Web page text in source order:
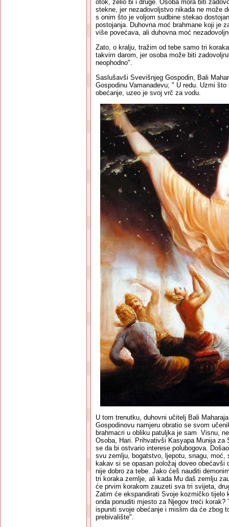
otok, želio bi i druge. Osoba mora biti
stekne, jer nezadovoljstvo nikada ne može
s onim što je voljom sudbine stekao
postojanja. Duhovna moć brahmane koji je
više povećava, ali duhovna moć
Zato, o kralju, tražim od tebe samo tri
takvim darom, jer osoba može biti
neophodno".
Saslušavši Svevišnjeg Gospodin, Bali
Gospodinu Vamanadevu; " U redu. Uzmi
obećanje, uzeo je svoj vrč za vodu.
U tom trenutku, duhovni učitelj Bali
Gospodinovu namjeru obratio se svom
brahmacri u obliku patuljka je sam Visnu,
Osoba, Hari. Prihvativši Kasyapa Munija za
se da bi ostvario interese polubogova.
svu zemlju, bogatstvo, ljepotu, snagu, moć,
kakav si se opasan položaj doveo
nije dobro za tebe. Jako ćeš nauditi
tri koraka zemlje, ali kada Mu daš zemlju
će prvim korakom zauzeti sva tri svijeta,
Zatim će ekspandirati Svoje kozmičko tijelo
onda ponuditi mjesto za Njegov treći
ispuniti svoje obećanje i mislim da će zbog
prebivalište".